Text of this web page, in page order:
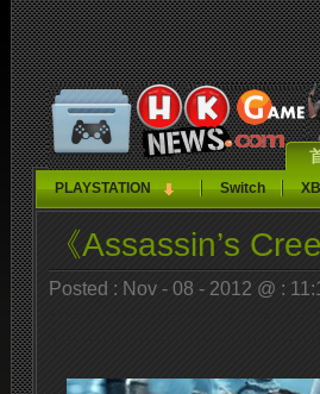
PLAYSTATION Switch
《Assassin’s
Posted : Nov - 08 - 2012 @ :